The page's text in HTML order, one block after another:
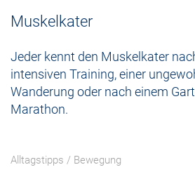
Muskelkater
Jeder kennt den Muskelkater
intensiven Training, einer
Wanderung oder nach einem
Marathon.
Alltagstipps / Bewegung